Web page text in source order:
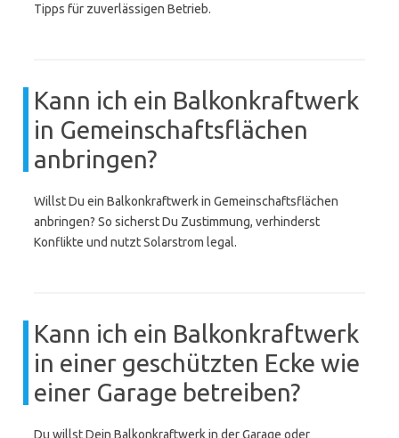
Tipps für zuverlässigen Betrieb.
Kann ich ein Balkonkraftwerk
in Gemeinschaftsflächen
anbringen?
Willst Du ein Balkonkraftwerk in Gemeinschaftsflächen
anbringen? So sicherst Du Zustimmung, verhinderst
Konflikte und nutzt Solarstrom legal.
Kann ich ein Balkonkraftwerk
in einer geschützten Ecke wie
einer Garage betreiben?
Du willst Dein Balkonkraftwerk in der Garage oder